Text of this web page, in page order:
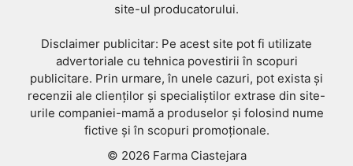
site-ul producatorului.
Disclaimer publicitar: Pe acest site pot fi utilizate
advertoriale cu tehnica povestirii în scopuri
publicitare. Prin urmare, în unele cazuri, pot exista și
recenzii ale clienților și specialiștilor extrase din site-
urile companiei-mamă a produselor și folosind nume
fictive și în scopuri promoționale.
© 2026 Farma Ciastejara